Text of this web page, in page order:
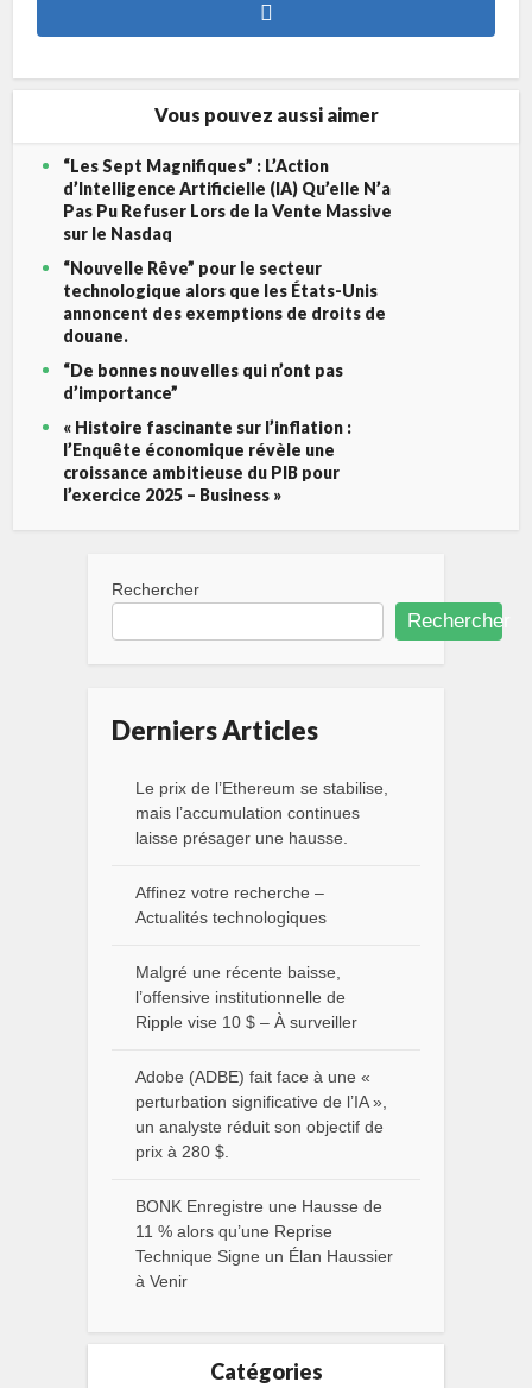
Vous pouvez aussi aimer
“Les Sept Magnifiques” : L’Action
d’Intelligence Artificielle (IA) Qu’elle N’a
Pas Pu Refuser Lors de la Vente Massive
sur le Nasdaq
“Nouvelle Rêve” pour le secteur
technologique alors que les États-Unis
annoncent des exemptions de droits de
douane.
“De bonnes nouvelles qui n’ont pas
d’importance”
« Histoire fascinante sur l’inflation :
l’Enquête économique révèle une
croissance ambitieuse du PIB pour
l’exercice 2025 – Business »
Rechercher
Rechercher
Derniers Articles
Le prix de l’Ethereum se stabilise,
mais l’accumulation continues
laisse présager une hausse.
Affinez votre recherche –
Actualités technologiques
Malgré une récente baisse,
l’offensive institutionnelle de
Ripple vise 10 $ – À surveiller
Adobe (ADBE) fait face à une «
perturbation significative de l’IA »,
un analyste réduit son objectif de
prix à 280 $.
BONK Enregistre une Hausse de
11 % alors qu’une Reprise
Technique Signe un Élan Haussier
à Venir
Catégories